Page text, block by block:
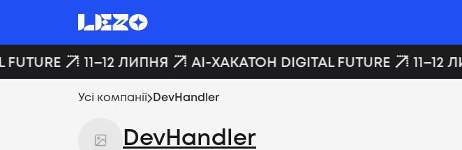
11–12 ЛИПНЯ AI-ХАКАТОН DIGITAL FUTURE 11–12
Усі компанії DevHandler
DevHandler